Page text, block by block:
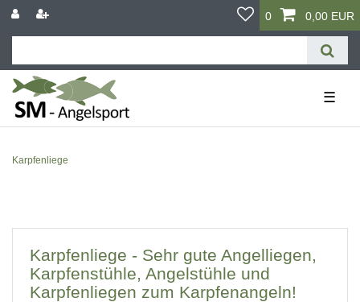
0 0,00 EUR
☰
Karpfenliege
Karpfenliege - Sehr gute Angelliegen,
Karpfenstühle, Angelstühle und
Karpfenliegen zum Karpfenangeln!